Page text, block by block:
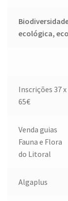
ecológica,
Inscrições 37 x
65€
Venda guias
Fauna e Flora
do Litoral
Algaplus